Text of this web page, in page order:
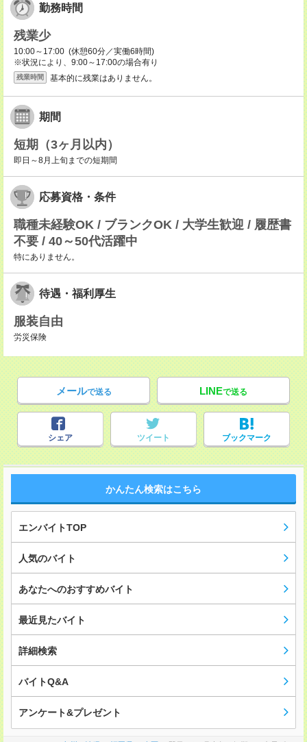
勤務時間
残業少
10:00～17:00 (休憩60分／実働6時間)
※状況により、9:00～17:00の場合有り
残業時間 基本的に残業はありません。
期間
短期（3ヶ月以内）
即日～8月上旬までの短期間
応募資格・条件
職種未経験OK / ブランクOK / 大学生歓迎 / 履歴書
不要 / 40～50代活躍中
特にありません。
待遇・福利厚生
服装自由
労災保険
メールで送る LINEで送る
シェア ツイート ブックマーク
かんたん検索はこちら
エンバイトTOP
人気のバイト
あなたへのおすすめバイト
最近見たバイト
詳細検索
バイトQ&A
アンケート&プレゼント